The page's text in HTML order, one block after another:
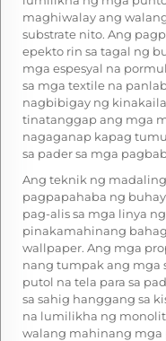
maghiwalay ang
substrate nito. Ang
epekto rin sa tagal ng
mga espesyal na
sa mga textile na
nagbibigay ng
tinatanggap ang mga
nagaganap kapag
sa pader sa mga
Ang teknik ng
pagpapahaba ng
pag-alis sa mga linya
pinakamahinang
wallpaper. Ang mga
nang tumpak ang mga
putol na tela para sa
sa sahig hanggang sa
na lumilikha ng
walang mahinang mga